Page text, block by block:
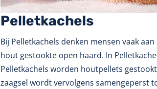
Pelletkachels
Bij Pelletkachels denken mensen vaak
hout gestookte open haard. In
Pelletkachels worden houtpellets
zaagsel wordt vervolgens samengeperst